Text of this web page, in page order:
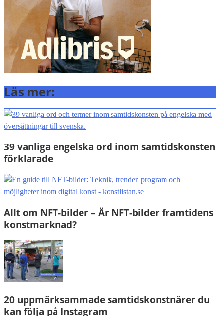
Läs mer:
39 vanliga engelska ord inom samtidskonsten
förklarade
Allt om NFT-bilder – Är NFT-bilder framtidens
konstmarknad?
20 uppmärksammade samtidskonstnärer du
kan följa på Instagram